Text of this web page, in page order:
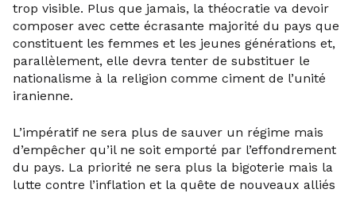
trop visible. Plus que jamais, la théocratie va devoir
composer avec cette écrasante majorité du pays que
constituent les femmes et les jeunes générations et,
parallèlement, elle devra tenter de substituer le
nationalisme à la religion comme ciment de l’unité
iranienne.
L’impératif ne sera plus de sauver un régime mais
d’empêcher qu’il ne soit emporté par l’effondrement
du pays. La priorité ne sera plus la bigoterie mais la
lutte contre l’inflation et la quête de nouveaux alliés